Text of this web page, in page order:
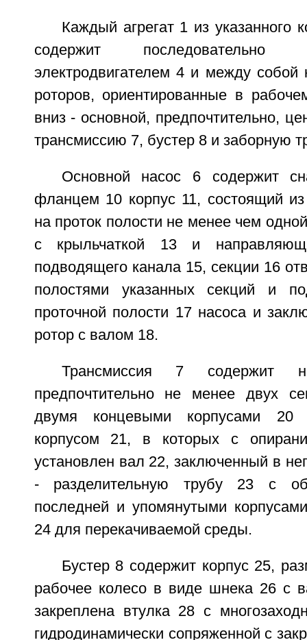
Каждый агрегат 1 из указанного
содержит
электродвигателем 4 и между собой
роторов, ориентированные в
вниз - основной, предпочтительно,
трансмиссию 7, бустер 8 и заборную
Основной насос 6 содержит
фланцем 10 корпус 11, состоящий
на проток полости не менее чем
с крыльчаткой 13 и
подводящего канала 15, секции 16
полостями указанных секций и
проточной полости 17 насоса и
ротор с валом 18.
Трансмиссия 7 содержит
предпочтительно не менее двух
двумя концевыми корпусами 20
корпусом 21, в которых с
установлен вал 22, заключенный в
- разделительную трубу 23 с
последней и упомянутыми
24 для перекачиваемой среды.
Бустер 8 содержит корпус 25,
рабочее колесо в виде шнека 26 с
закреплена втулка 28 с
гидродинамически сопряженной с